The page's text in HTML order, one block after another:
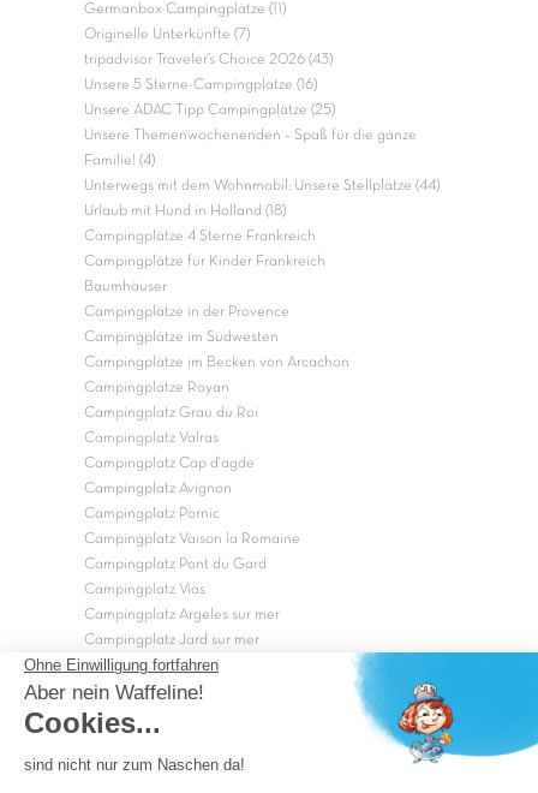
Germanbox-Campingplätze (11)
Originelle Unterkünfte (7)
tripadvisor Traveler’s Choice 2026 (43)
Unsere 5 Sterne-Campingplätze (16)
Unsere ADAC Tipp Campingplätze (25)
Unsere Themenwochenenden – Spaß für die ganze
Familie! (4)
Unterwegs mit dem Wohnmobil: Unsere Stellplätze (44)
Urlaub mit Hund in Holland (18)
Campingplätze 4 Sterne Frankreich
Campingplätze für Kinder Frankreich
Baumhäuser
Campingplätze in der Provence
Campingplätze im Südwesten
Campingplätze im Becken von Arcachon
Campingplätze Royan
Campingplatz Grau du Roi
Campingplatz Valras
Campingplatz Cap d'agde
Campingplatz Avignon
Campingplatz Pornic
Campingplatz Vaison la Romaine
Campingplatz Pont du Gard
Campingplatz Vias
Campingplatz Argeles sur mer
Campingplatz Jard sur mer
Campingplatz Sarzeau
Campingplatz Fréjus
Campingplätze in Camargue